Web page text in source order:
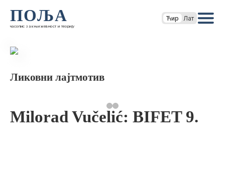
ПОЉА
часопис за књижевност и теорију
Ћир Лат
Ликовни лајтмотив
Milorad Vučelić: BIFET 9.